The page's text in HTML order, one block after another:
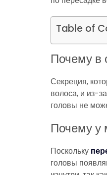
Table of
Почему в
Секреция,
волоса, и из-
головы не
Почему у
Поскольку
головы